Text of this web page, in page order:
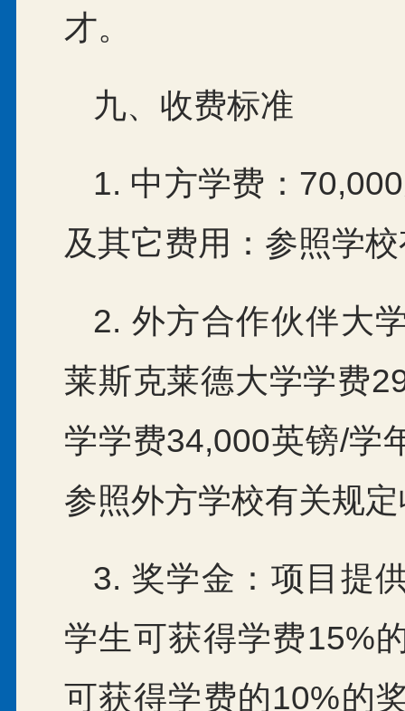
才。
九、收费标准
1. 中方学费：
及其它费用：参照学
2. 外方合作伙伴大
莱斯克莱德大学学费
学学费34,000英镑/学
参照外方学校有关规
3. 奖学金：项目提
学生可获得学费15%
可获得学费的10%的